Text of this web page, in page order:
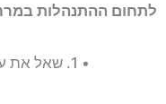
לתחום ההתנהלות
• 1. שאל את עצמך: